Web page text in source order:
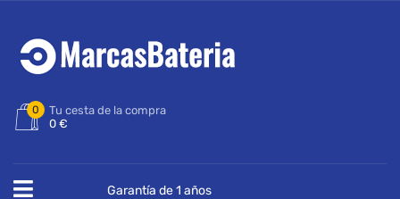
0
Tu cesta de la compra
0 €
Garantía de 1 años